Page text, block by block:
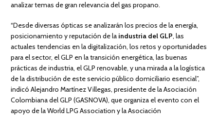
analizar temas de gran relevancia del gas propano.
“Desde diversas ópticas se analizarán los precios de la energía,
posicionamiento y reputación de la industria del GLP, las
actuales tendencias en la digitalización, los retos y oportunidades
para el sector, el GLP en la transición energética, las buenas
prácticas de industria, el GLP renovable, y una mirada a la logística
de la distribución de este servicio público domiciliario esencial”,
indicó Alejandro Martínez Villegas, presidente de la Asociación
Colombiana del GLP (GASNOVA), que organiza el evento con el
apoyo de la World LPG Association y la Asociación